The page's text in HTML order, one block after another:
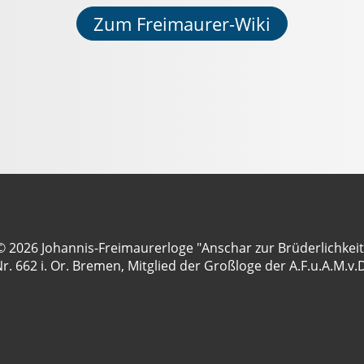
Zum Freimaurer-Wiki
2026 Johannis-Freimaurerloge "Anschar zur
662 i. Or. Bremen, Mitglied der Großloge der